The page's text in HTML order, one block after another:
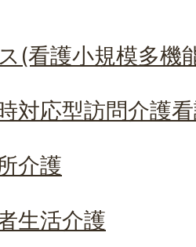
(看護小規模多機
対応型訪問介護
介護
生活介護